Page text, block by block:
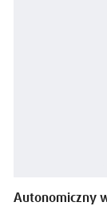
Autonomiczny